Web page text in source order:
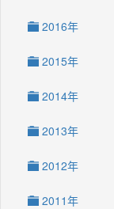
2016年
2015年
2014年
2013年
2012年
2011年